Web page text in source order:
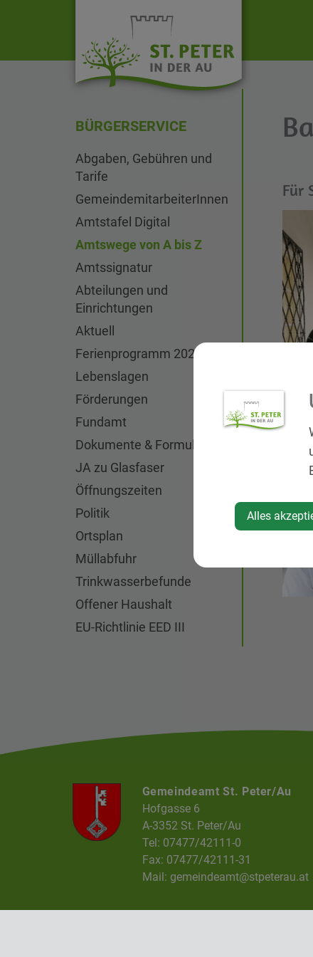
Für
BÜRGERSERVICE
Abgaben, Gebühren und
Tarife
GemeindemitarbeiterInnen
Amtstafel Digital
Amtswege von A bis Z
Amtssignatur
Abteilungen und
Einrichtungen
Aktuell
Ferienprogramm 2026
Lebenslagen
Förderungen
Fundamt
Dokumente & Formulare
JA zu Glasfaser
Öffnungszeiten
Politik
Ortsplan
Müllabfuhr
Trinkwasserbefunde
Offener Haushalt
EU-Richtlinie EED III
Gemeindeamt St. Peter/Au
Hofgasse 6
A-3352 St. Peter/Au
Tel: 07477/42111-0
Fax: 07477/42111-31
Mail: gemeindeamt@stpeterau.at
Alles